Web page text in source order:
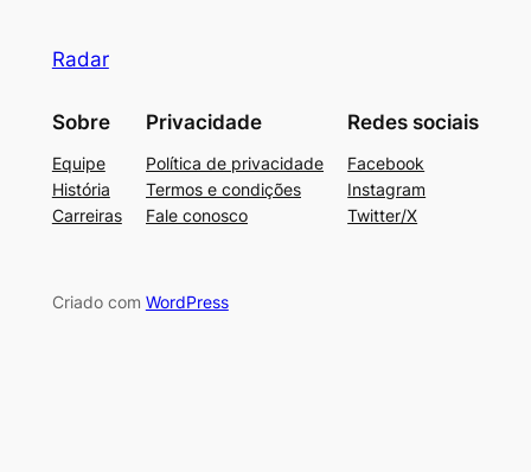
Radar
Sobre
Equipe
História
Carreiras
Privacidade
Política de privacidade
Termos e condições
Fale conosco
Redes sociais
Facebook
Instagram
Twitter/X
Criado com WordPress